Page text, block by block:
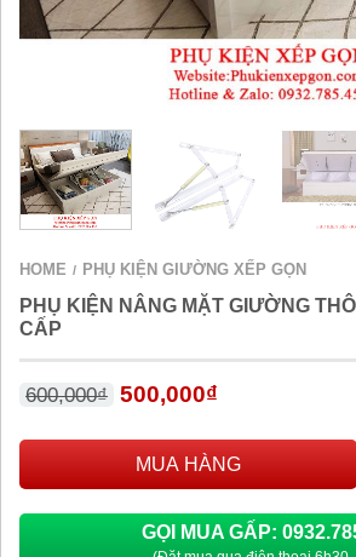
HOME / PHỤ KIỆN GIƯỜNG XẾP GỌN
PHỤ KIỆN NÂNG MẶT GIƯỜNG
CẤP
600,000₫ 500,000₫
MUA HÀNG
GỌI MUA GẤP: